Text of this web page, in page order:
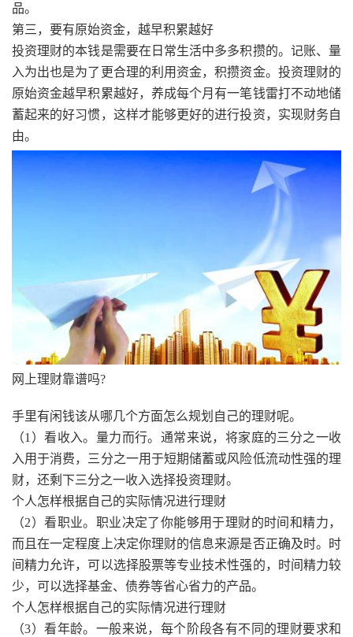
品。
第三，要有原始资金，越早积累越好
投资理财的本钱是需要在日常生活中多多积攒的。记账、量
入为出也是为了更合理的利用资金，积攒资金。投资理财的
原始资金越早积累越好，养成每个月有一笔钱雷打不动地储
蓄起来的好习惯，这样才能够更好的进行投资，实现财务自
由。
网上理财靠谱吗?
手里有闲钱该从哪几个方面怎么规划自己的理财呢。
（1）看收入。量力而行。通常来说，将家庭的三分之一收
入用于消费，三分之一用于短期储蓄或风险低流动性强的理
财，还剩下三分之一收入选择投资理财。
个人怎样根据自己的实际情况进行理财
（2）看职业。职业决定了你能够用于理财的时间和精力，
而且在一定程度上决定你理财的信息来源是否正确及时。时
间精力允许，可以选择股票等专业技术性强的，时间精力较
少，可以选择基金、债券等省心省力的产品。
个人怎样根据自己的实际情况进行理财
（3）看年龄。一般来说，每个阶段各有不同的理财要求和